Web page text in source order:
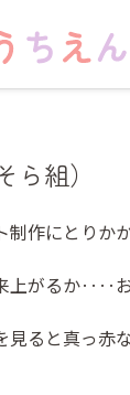
組）
作にとりか
上がるか‥‥
見ると真っ赤